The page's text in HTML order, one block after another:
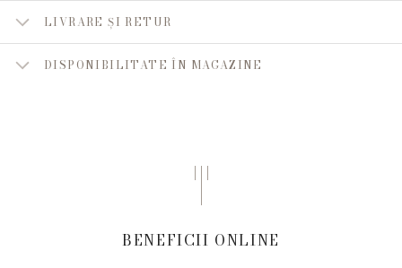
LIVRARE ȘI RETUR
DISPONIBILITATE ÎN MAGAZINE
BENEFICII ONLINE